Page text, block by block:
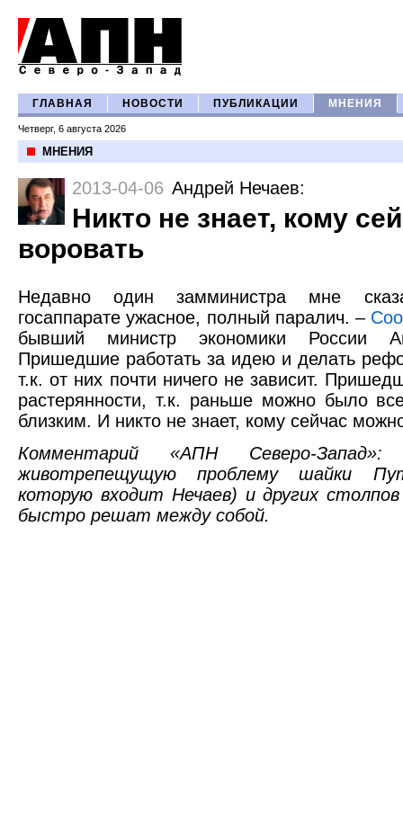
ГЛАВНАЯ НОВОСТИ ПУБЛИКАЦИИ МНЕНИЯ
Четверг, 6 августа 2026
МНЕНИЯ
2013-04-06 Андрей Нечаев:
Никто не знает, кому
воровать
Недавно один замминистра мне
госаппарате ужасное, полный паралич. –
бывший министр экономики России
Пришедшие работать за идею и делать
т.к. от них почти ничего не зависит.
растерянности, т.к. раньше можно было
близким. И никто не знает, кому сейчас
Комментарий «АПН Северо-
животрепещущую проблему шайки
которую входит Нечаев) и других столпов
быстро решат между собой.